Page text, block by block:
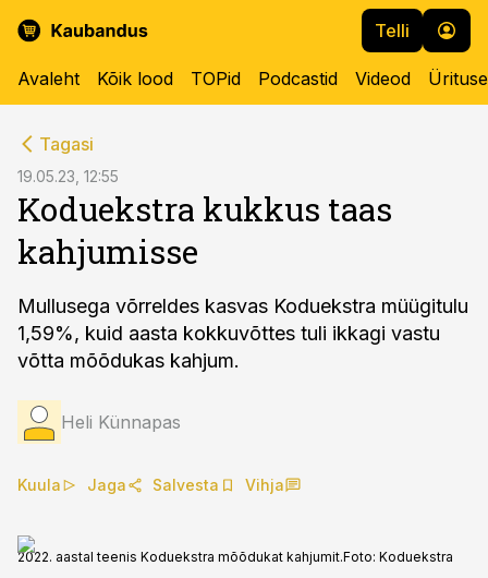
Telli
Avaleht Kõik lood TOPid Podcastid Videod
Tagasi
19.05.23, 12:55
Koduekstra kukkus taas
kahjumisse
Mullusega võrreldes kasvas Koduekstra müügitulu
1,59%, kuid aasta kokkuvõttes tuli ikkagi vastu
võtta mõõdukas kahjum.
Heli Künnapas
Kuula Jaga Salvesta Vihja
2022. aastal teenis Koduekstra mõõdukat kahjumit.Foto: Koduekstra